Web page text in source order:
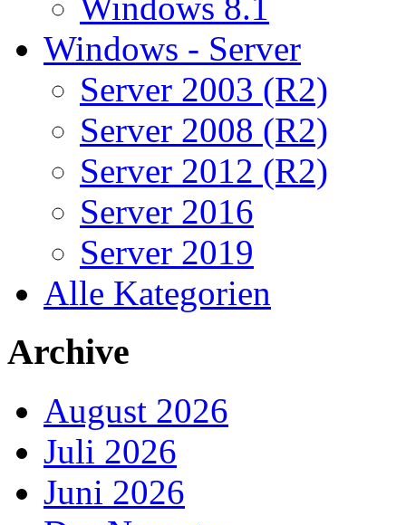
Windows 8.1
Windows - Server
Server 2003 (R2)
Server 2008 (R2)
Server 2012 (R2)
Server 2016
Server 2019
Alle Kategorien
Archive
August 2026
Juli 2026
Juni 2026